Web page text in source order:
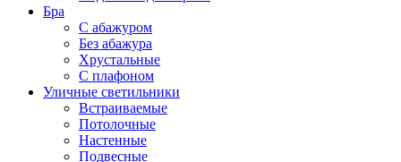
Бра
С абажуром
Без абажура
Хрустальные
С плафоном
Уличные светильники
Встраиваемые
Потолочные
Настенные
Подвесные